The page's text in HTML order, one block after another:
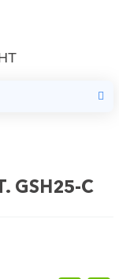
GSH25-C